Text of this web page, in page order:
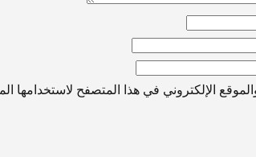
الإلكتروني في هذا المتصفح لاستخدامها